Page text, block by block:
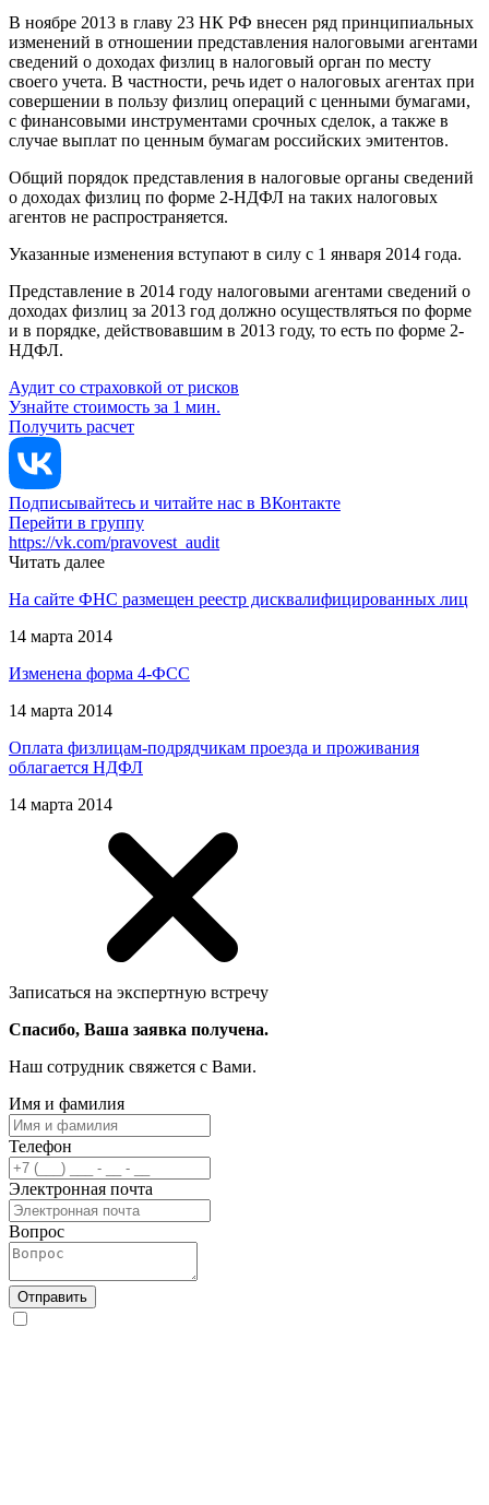
В ноябре 2013 в главу 23 НК РФ внесен ряд принципиальных
изменений в отношении представления налоговыми агентами
сведений о доходах физлиц в налоговый орган по месту
своего учета. В частности, речь идет о налоговых агентах при
совершении в пользу физлиц операций с ценными бумагами,
с финансовыми инструментами срочных сделок, а также в
случае выплат по ценным бумагам российских эмитентов.
Общий порядок представления в налоговые органы сведений
о доходах физлиц по форме 2-НДФЛ на таких налоговых
агентов не распространяется.
Указанные изменения вступают в силу с 1 января 2014 года.
Представление в 2014 году налоговыми агентами сведений о
доходах физлиц за 2013 год должно осуществляться по форме
и в порядке, действовавшим в 2013 году, то есть по форме 2-
НДФЛ.
Аудит со страховкой от рисков
Узнайте стоимость за 1 мин.
Получить расчет
Подписывайтесь и читайте нас в ВКонтакте
Перейти в группу
https://vk.com/pravovest_audit
Читать далее
На сайте ФНС размещен реестр дисквалифицированных лиц
14 марта 2014
Изменена форма 4-ФСС
14 марта 2014
Оплата физлицам-подрядчикам проезда и проживания
облагается НДФЛ
14 марта 2014
Записаться на экспертную встречу
Спасибо, Ваша заявка получена.
Наш сотрудник свяжется с Вами.
Имя и фамилия
Телефон
Электронная почта
Вопрос
Отправить